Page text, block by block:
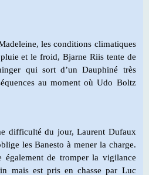
les conditions climatiques
et le froid, Bjarne Riis tente de
qui sort d’un Dauphiné très
au moment où Udo Boltz
difficulté du jour, Laurent Dufaux
les Banesto à mener la charge.
également de tromper la vigilance
mais est pris en chasse par Luc